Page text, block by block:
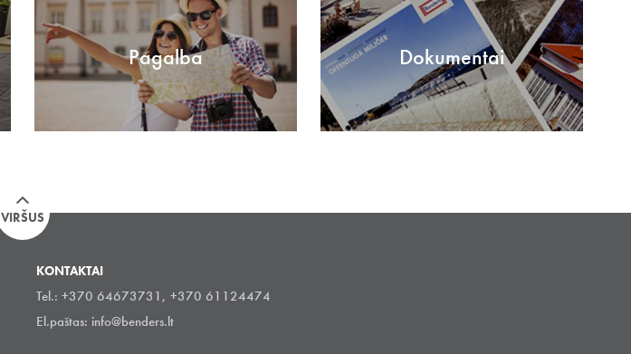
Pagalba Dokumentai
VIRŠUS
KONTAKTAI
Tel.: +370 64673731, +370 61124474
El.paštas: info@benders.lt